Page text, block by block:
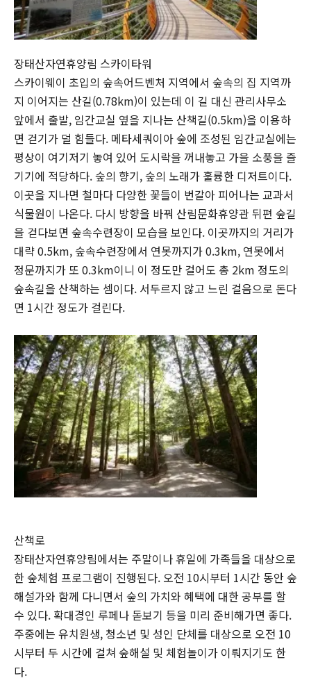
장태산자연휴양림 스카이타워
스카이웨이 초입의 숲속어드벤처 지역에서 숲속의 집 지역까
지 이어지는 산길(0.78km)이 있는데 이 길 대신 관리사무소
앞에서 출발, 임간교실 옆을 지나는 산책길(0.5km)을 이용하
면 걷기가 덜 힘들다. 메타세쿼이아 숲에 조성된 임간교실에는
평상이 여기저기 놓여 있어 도시락을 꺼내놓고 가을 소풍을 즐
기기에 적당하다. 숲의 향기, 숲의 노래가 훌륭한 디저트이다.
이곳을 지나면 철마다 다양한 꽃들이 번갈아 피어나는 교과서
식물원이 나온다. 다시 방향을 바꿔 산림문화휴양관 뒤편 숲길
을 걷다보면 숲속수련장이 모습을 보인다. 이곳까지의 거리가
대략 0.5km, 숲속수련장에서 연못까지가 0.3km, 연못에서
정문까지가 또 0.3km이니 이 정도만 걸어도 총 2km 정도의
숲속길을 산책하는 셈이다. 서두르지 않고 느린 걸음으로 돈다
면 1시간 정도가 걸린다.
산책로
장태산자연휴양림에서는 주말이나 휴일에 가족들을 대상으로
한 숲체험 프로그램이 진행된다. 오전 10시부터 1시간 동안 숲
해설가와 함께 다니면서 숲의 가치와 혜택에 대한 공부를 할
수 있다. 확대경인 루페나 돋보기 등을 미리 준비해가면 좋다.
주중에는 유치원생, 청소년 및 성인 단체를 대상으로 오전 10
시부터 두 시간에 걸쳐 숲해설 및 체험놀이가 이뤄지기도 한
다.